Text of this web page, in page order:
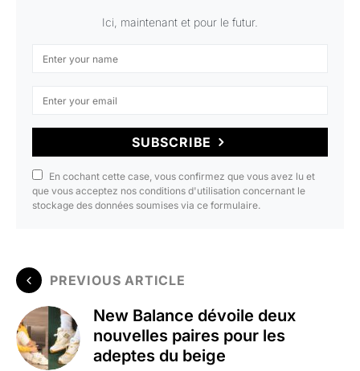
Ici, maintenant et pour le futur.
SUBSCRIBE
En cochant cette case, vous confirmez que vous avez lu et
que vous acceptez nos conditions d'utilisation concernant le
stockage des données soumises via ce formulaire.
PREVIOUS ARTICLE
New Balance dévoile deux
nouvelles paires pour les
adeptes du beige